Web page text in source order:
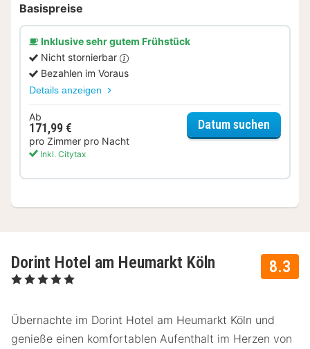
Basispreise
Inklusive sehr gutem Frühstück
Nicht stornierbar
Bezahlen im Voraus
Details anzeigen
Ab
171,99 €
pro Zimmer pro Nacht
Inkl. Citytax
Datum suchen
8.3
Dorint Hotel am Heumarkt Köln
, 5 Sterne
Übernachte im Dorint Hotel am Heumarkt Köln und
genieße einen komfortablen Aufenthalt im Herzen von